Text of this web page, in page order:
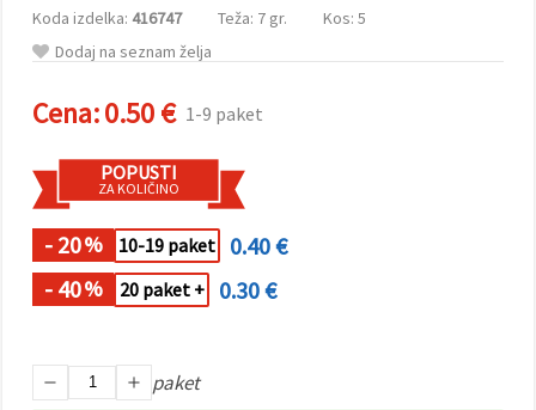
vseh
piškotkov.
Ali pa v
Nastavitvah
svoje
preference z
določene
vrste
piškotkov
na gumb
»Shrani«.
Nastavitve
Koda izdelka: 416747 Teža: 7 gr.
Kos: 5
Dodaj na seznam želja
Cena:0.50 € 1-9 paket
POPUSTI
ZA KOLIČINO
- 20% 10-19 paket
0.40 €
- 40% 20 paket + 0.30 €
paket